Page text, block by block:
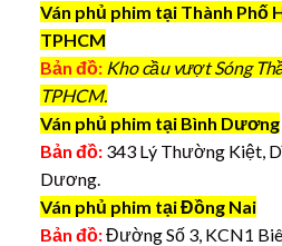
Ván phủ phim tại Thành Phố
TPHCM
Bản đồ: Kho cầu vượt Sóng
TPHCM.
Ván phủ phim tại Bình Dương
Bản đồ: 343 Lý Thường Kiệt,
Dương.
Ván phủ phim tại Đồng Nai
Bản đồ:Đường Số 3, KCN1